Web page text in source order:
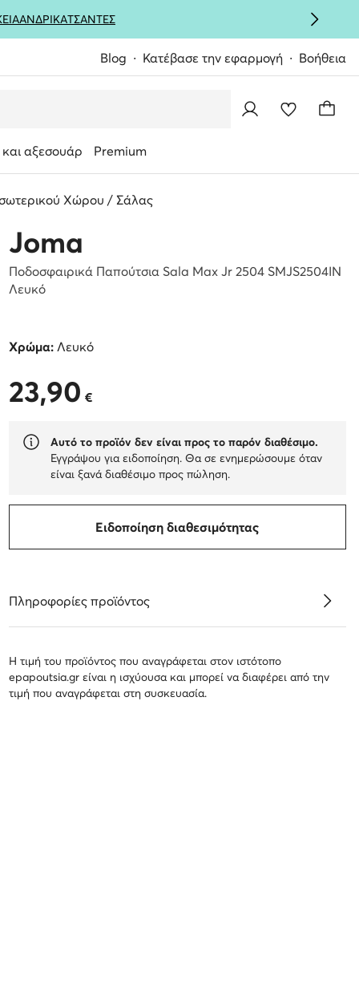
ΑΝΔΡΙΚΑΤΣΑΝΤΕΣ
Blog Κατέβασε την εφαρμογή Βοήθεια
αξεσουάρ Premium
Χώρου / Σάλας
Joma
Ποδοσφαιρικά Παπούτσια Sala Max Jr 2504 SMJS2504IN
Λευκό
Χρώμα:Λευκό
23,90 €
23,90 €
Αυτό το προϊόν δεν είναι προς το παρόν διαθέσιμο.
Εγγράψου για ειδοποίηση. Θα σε ενημερώσουμε όταν
είναι ξανά διαθέσιμο προς πώληση.
Ειδοποίηση διαθεσιμότητας
Πληροφορίες προϊόντος
Η τιμή του προϊόντος που αναγράφεται στον ιστότοπο
epapoutsia.gr είναι η ισχύουσα και μπορεί να διαφέρει από την
τιμή που αναγράφεται στη συσκευασία.